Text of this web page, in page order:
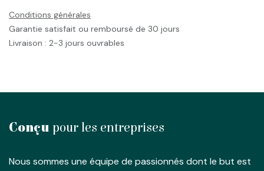
Conditions générales
Garantie satisfait ou remboursé de 30 jours
Livraison : 2-3 jours ouvrables
Conçu pour les entreprises
Nous sommes une équipe de passionnés dont le but est